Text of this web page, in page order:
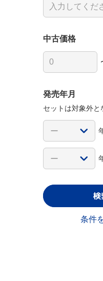
中古価格
発売年月
セットは対象外と
条件